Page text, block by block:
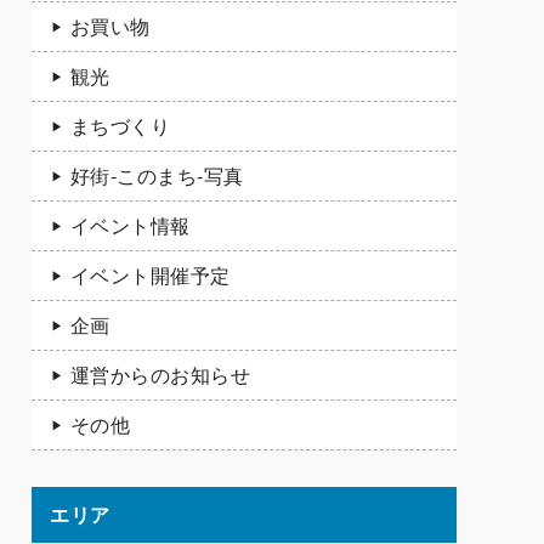
お買い物
観光
まちづくり
好街-このまち-写真
イベント情報
イベント開催予定
企画
運営からのお知らせ
その他
エリア